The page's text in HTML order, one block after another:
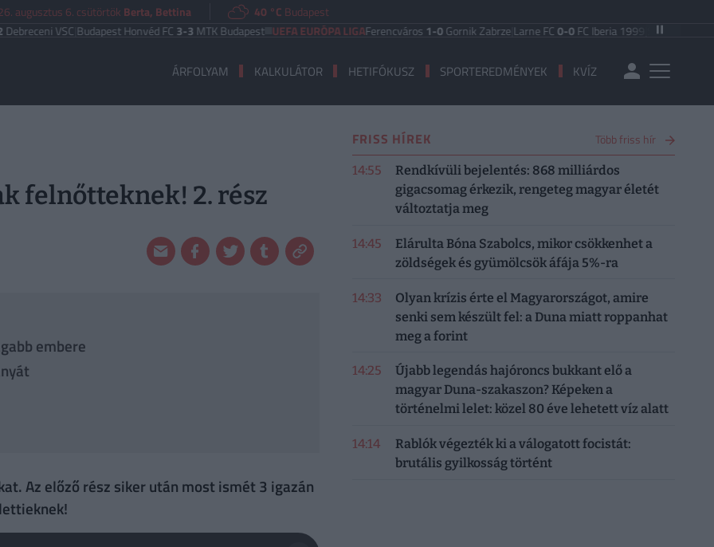
augusztus 6. csütörtök Berta, Bettina 40 °C Budapest
VSC|Budapest Honvéd FC3-3MTK Budapest UEFA EURÓPA LIGAFerencváros1-0Gornik Zabrze|Larne FC0-0FC Iberia 1999 Shamrock Rovers
ÁRFOLYAM KALKULÁTOR HETIFÓKUSZ SPORTEREDMÉNYEK KVÍZ
felnőtteknek! 2. rész
embere
Az előző rész siker után most ismét 3 igazán
FRISS HÍREK Több friss hír
14:55
Rendkívüli bejelentés: 868 milliárdos
gigacsomag érkezik, rengeteg magyar életét
változtatja meg
14:45
Elárulta Bóna Szabolcs, mikor csökkenhet a
zöldségek és gyümölcsök áfája 5%-ra
14:33
Olyan krízis érte el Magyarországot, amire
senki sem készült fel: a Duna miatt roppanhat
meg a forint
14:25
Újabb legendás hajóroncs bukkant elő a
magyar Duna-szakaszon? Képeken a
történelmi lelet: közel 80 éve lehetett víz alatt
14:14
Rablók végezték ki a válogatott focistát:
brutális gyilkosság történt